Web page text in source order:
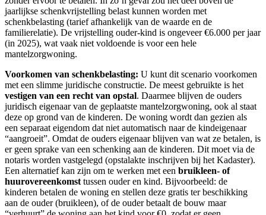
jaarlijkse schenkvrijstelling belast kunnen worden met
schenkbelasting (tarief afhankelijk van de waarde en de
familierelatie). De vrijstelling ouder-kind is ongeveer €6.000 per jaar
(in 2025), wat vaak niet voldoende is voor een hele
mantelzorgwoning.
Voorkomen van schenkbelasting: U kunt dit scenario voorkomen
met een slimme juridische constructie. De meest gebruikte is het
vestigen van een recht van opstal. Daarmee blijven de ouders
juridisch eigenaar van de geplaatste mantelzorgwoning, ook al staat
deze op grond van de kinderen. De woning wordt dan gezien als
een separaat eigendom dat niet automatisch naar de kindeigenaar
“aangroeit”. Omdat de ouders eigenaar blijven van wat ze betalen, is
er geen sprake van een schenking aan de kinderen. Dit moet via de
notaris worden vastgelegd (opstalakte inschrijven bij het Kadaster).
Een alternatief kan zijn om te werken met een bruikleen- of
huurovereenkomst tussen ouder en kind. Bijvoorbeeld: de
kinderen betalen de woning en stellen deze gratis ter beschikking
aan de ouder (bruikleen), of de ouder betaalt de bouw maar